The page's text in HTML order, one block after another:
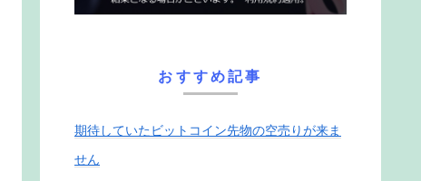
おすすめ記事
期待していたビットコイン先物の空売りが来ま
せん